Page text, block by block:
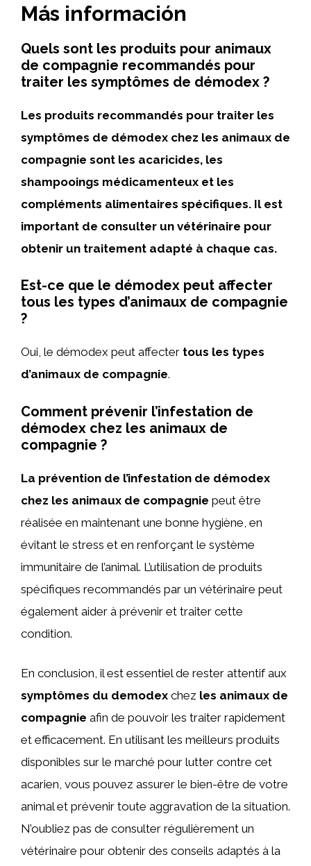
Más información
Quels sont les produits pour animaux
de compagnie recommandés pour
traiter les symptômes de démodex ?
Les produits recommandés pour traiter les
symptômes de démodex chez les animaux de
compagnie sont les acaricides, les
shampooings médicamenteux et les
compléments alimentaires spécifiques. Il est
important de consulter un vétérinaire pour
obtenir un traitement adapté à chaque cas.
Est-ce que le démodex peut affecter
tous les types d’animaux de compagnie
?
Oui, le démodex peut affecter tous les types
d’animaux de compagnie.
Comment prévenir l’infestation de
démodex chez les animaux de
compagnie ?
La prévention de l’infestation de démodex
chez les animaux de compagnie peut être
réalisée en maintenant une bonne hygiène, en
évitant le stress et en renforçant le système
immunitaire de l’animal. L’utilisation de produits
spécifiques recommandés par un vétérinaire peut
également aider à prévenir et traiter cette
condition.
En conclusion, il est essentiel de rester attentif aux
symptômes du demodex chez les animaux de
compagnie afin de pouvoir les traiter rapidement
et efficacement. En utilisant les meilleurs produits
disponibles sur le marché pour lutter contre cet
acarien, vous pouvez assurer le bien-être de votre
animal et prévenir toute aggravation de la situation.
N’oubliez pas de consulter régulièrement un
vétérinaire pour obtenir des conseils adaptés à la